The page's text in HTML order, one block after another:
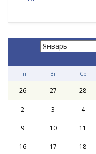
Пн Вт Ср
26 27 28
2 3 4
9 10 11
16 17 18